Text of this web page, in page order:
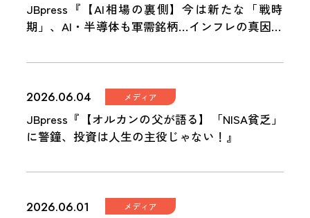
JBpress『【AI相場の裏側】今は新たな「戦時
期」、AI・半導体も軍需銘柄…インフレの真因と
2026.06.04 メディア
JBpress『【オルカンの父が語る】「NISA貧乏」
に警鐘、投資は人生の主役じゃない！』
2026.06.01 メディア